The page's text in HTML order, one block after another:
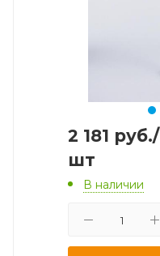
2 181 руб./
шт
В наличии